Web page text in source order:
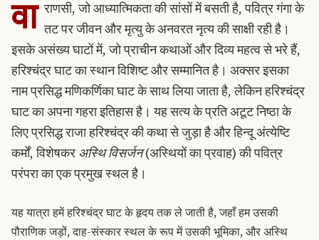
वा राणसी, जो आध्यात्मिकता की सांसों में बसती है, पवित्र गंगा के
तट पर जीवन और मृत्यु के अनवरत नृत्य की साक्षी रही है।
इसके असंख्य घाटों में, जो प्राचीन कथाओं और दिव्य महत्व से भरे हैं,
हरिश्चंद्र घाट का स्थान विशिष्ट और सम्मानित है। अक्सर इसका
नाम प्रसिद्ध मणिकर्णिका घाट के साथ लिया जाता है, लेकिन हरिश्चंद्र
घाट का अपना गहरा इतिहास है। यह सत्य के प्रति अटूट निष्ठा के
लिए प्रसिद्ध राजा हरिश्चंद्र की कथा से जुड़ा है और हिन्दू अंत्येष्टि
कर्मों, विशेषकर अस्थि विसर्जन(अस्थियों का प्रवाह) की पवित्र
परंपरा का एक प्रमुख स्थल है।
यह यात्रा हमें हरिश्चंद्र घाट के हृदय तक ले जाती है, जहाँ हम उसकी
पौराणिक जड़ों, दाह-संस्कार स्थल के रूप में उसकी भूमिका, और अस्थि